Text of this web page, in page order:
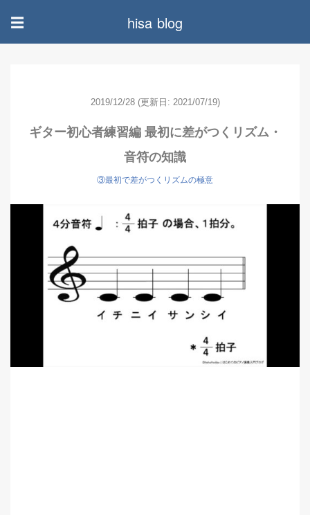
☰ hisa blog
2019/12/28 (更新日: 2021/07/19)
ギター初心者練習編 最初に差がつくリズム・
音符の知識
③最初で差がつくリズムの極意